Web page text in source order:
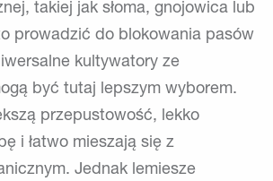
takiej jak słoma, gnojowica lub
prowadzić do blokowania pasów
kultywatory ze
być tutaj lepszym wyborem.
przepustowość, lekko
i łatwo mieszają się z
Jednak lemiesze